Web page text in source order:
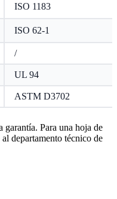
ISO 1183
ISO 62-1
/
UL 94
ASTM D3702
garantía. Para una hoja de
departamento técnico de